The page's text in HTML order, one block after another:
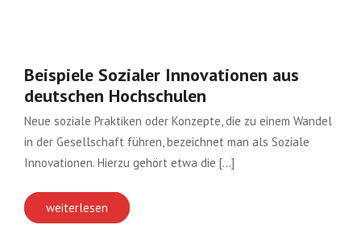
Beispiele Sozialer Innovationen aus
deutschen Hochschulen
Neue soziale Praktiken oder Konzepte, die zu einem Wandel
in der Gesellschaft führen, bezeichnet man als Soziale
Innovationen. Hierzu gehört etwa die [...]
weiterlesen